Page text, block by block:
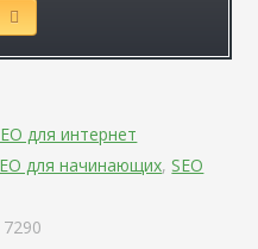
для интернет
для начинающих, SEO
7290